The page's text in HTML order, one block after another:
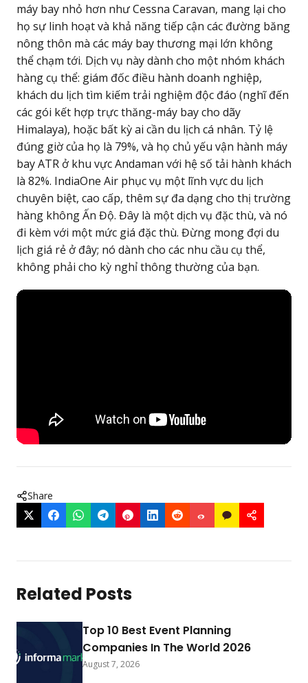
máy bay nhỏ hơn như Cessna Caravan, mang lại cho
họ sự linh hoạt và khả năng tiếp cận các đường băng
nông thôn mà các máy bay thương mại lớn không
thể chạm tới. Dịch vụ này dành cho một nhóm khách
hàng cụ thể: giám đốc điều hành doanh nghiệp,
khách du lịch tìm kiếm trải nghiệm độc đáo (nghĩ đến
các gói kết hợp trực thăng-máy bay cho dãy
Himalaya), hoặc bất kỳ ai cần du lịch cá nhân. Tỷ lệ
đúng giờ của họ là 79%, và họ chủ yếu vận hành máy
bay ATR ở khu vực Andaman với hệ số tải hành khách
là 82%. IndiaOne Air phục vụ một lĩnh vực du lịch
chuyên biệt, cao cấp, thêm sự đa dạng cho thị trường
hàng không Ấn Độ. Đây là một dịch vụ đặc thù, và nó
đi kèm với một mức giá đặc thù. Đừng mong đợi du
lịch giá rẻ ở đây; nó dành cho các nhu cầu cụ thể,
không phải cho kỳ nghỉ thông thường của bạn.
Share
Related Posts
Top 10 Best Event Planning
Companies In The World 2026
August 7, 2026